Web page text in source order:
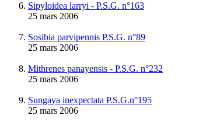
Sipyloidea larryi - P.S.G. n°163
25 mars 2006
Sosibia parvipennis P.S.G. n°89
25 mars 2006
Mithrenes panayensis - P.S.G. n°232
25 mars 2006
Sungaya inexpectata P.S.G.n°195
25 mars 2006